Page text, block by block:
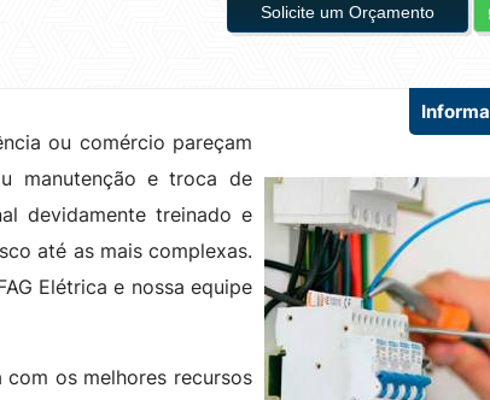
Solicite um Orçamento
ou comércio pareçam
manutenção e troca de
devidamente treinado e
até as mais complexas.
Elétrica e nossa equipe
com os melhores recursos